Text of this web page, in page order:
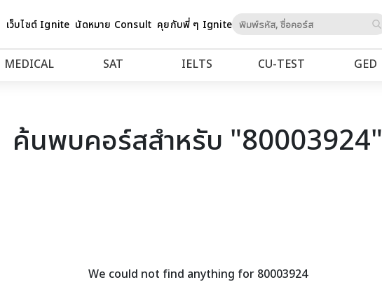
เว็บไซต์ Ignite นัดหมาย Consult คุยกับพี่ ๆ Igniteto
MEDICAL SAT IELTS CU‑TEST GED
ค้นพบคอร์สสำหรับ "80003924"
We could not find anything for 80003924